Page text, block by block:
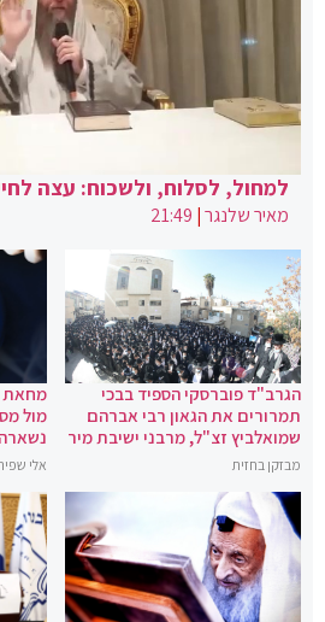
למחול, לסלוח, ולשכוח: עצה
מאיר שלנגר|
21:49
הגרב"ד פוברסקי הספיד בבכי
תמרורים את הגאון רבי אברהם
שמואלביץ זצ"ל, מרבני ישיבת מיר
מבזקן בחזית
מחאת
מול
נשארה
אלי